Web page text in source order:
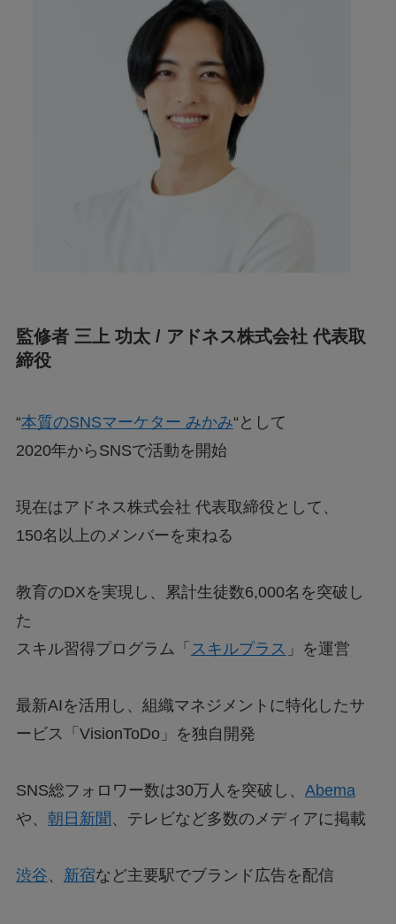
監修者 三上 功太 / アドネス株式会社 代表取
締役
“本質のSNSマーケター みかみ“として
2020年からSNSで活動を開始
現在はアドネス株式会社 代表取締役として、
150名以上のメンバーを束ねる
教育のDXを実現し、累計生徒数6,000名を突破し
た
スキル習得プログラム「 スキルプラス 」を運営
最新AIを活用し、組織マネジメントに特化したサ
ービス「VisionToDo」を独自開発
SNS総フォロワー数は30万人を突破し、 Abema
や、 朝日新聞 、テレビなど多数のメディアに掲載
渋谷、 新宿など主要駅でブランド広告を配信